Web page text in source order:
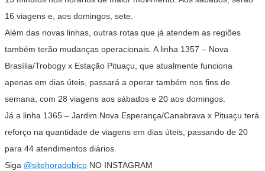
16 viagens e, aos domingos, sete.
Além das novas linhas, outras rotas que já atendem as regiões
também terão mudanças operacionais. A linha 1357 – Nova
Brasília/Trobogy x Estação Pituaçu, que atualmente funciona
apenas em dias úteis, passará a operar também nos fins de
semana, com 28 viagens aos sábados e 20 aos domingos.
Já a linha 1365 – Jardim Nova Esperança/Canabrava x Pituaçu terá
reforço na quantidade de viagens em dias úteis, passando de 20
para 44 atendimentos diários.
Siga @sitehoradobico NO INSTAGRAM